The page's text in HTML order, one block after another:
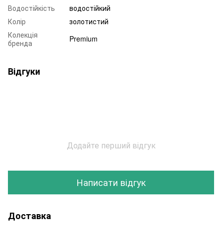
Водостійкість
водостійкий
Колір
золотистий
Колекція
бренда
Premium
Відгуки
Додайте перший відгук
Написати відгук
Доставка